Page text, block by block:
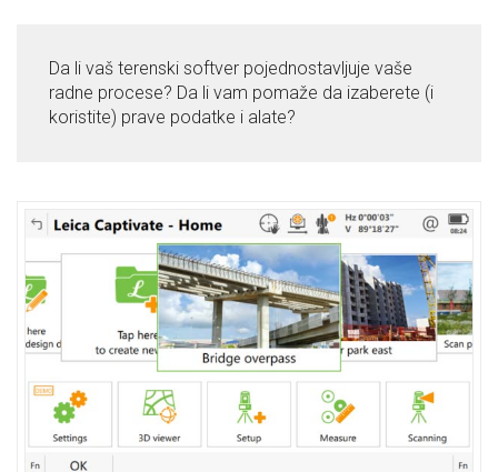
Da li vaš terenski softver pojednostavljuje vaše
radne procese? Da li vam pomaže da izaberete (i
koristite) prave podatke i alate?